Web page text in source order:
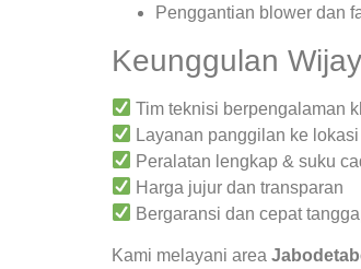
Penggantian blower dan
Keunggulan
Tim teknisi berpengalaman
Layanan panggilan ke
Peralatan lengkap & suku
Harga jujur dan transparan
Bergaransi dan cepat
Kami melayani area